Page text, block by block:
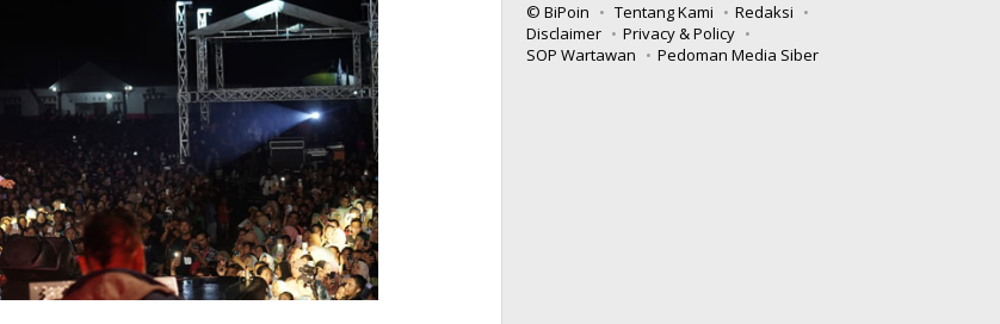
© BiPoin Tentang Kami
Redaksi
Disclaimer
Privacy & Policy
SOP Wartawan
Pedoman Media Siber